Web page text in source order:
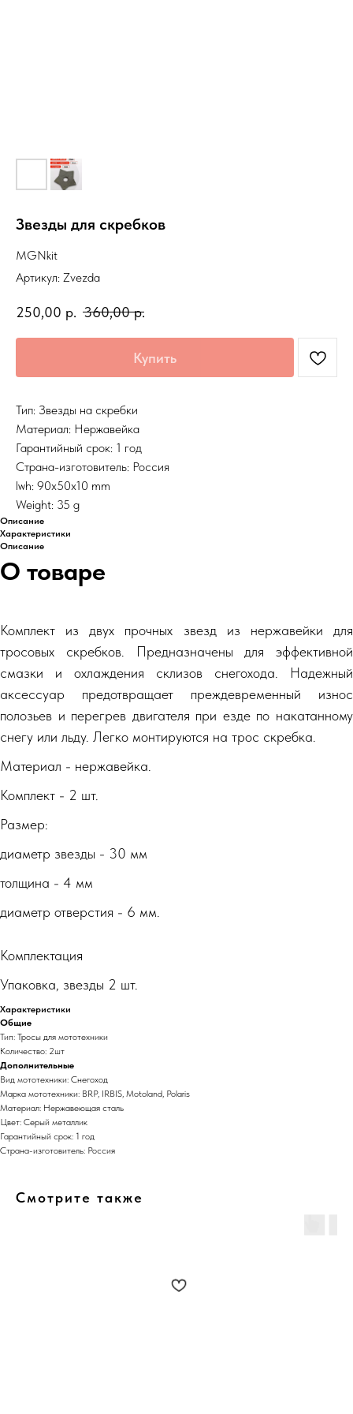
Звезды для скребков
MGNkit
Артикул: Zvezda
250,00 р. 360,00 р.
Купить
Тип: Звезды на скребки
Материал: Нержавейка
Гарантийный срок: 1 год
Страна-изготовитель: Россия
lwh: 90x50x10 mm
Weight: 35 g
Описание
Характеристики
Описание
О товаре
Комплект из двух прочных звезд из нержавейки для
тросовых скребков. Предназначены для эффективной
смазки и охлаждения склизов снегохода. Надежный
аксессуар предотвращает преждевременный износ
полозьев и перегрев двигателя при езде по накатанному
снегу или льду. Легко монтируются на трос скребка.
Материал - нержавейка.
Комплект - 2 шт.
Размер:
диаметр звезды - 30 мм
толщина - 4 мм
диаметр отверстия - 6 мм.
Комплектация
Упаковка, звезды 2 шт.
Характеристики
Общие
Тип: Тросы для мототехники
Количество: 2шт
Дополнительные
Вид мототехники: Снегоход
Марка мототехники: BRP, IRBIS, Motoland, Polaris
Материал: Нержавеющая сталь
Цвет: Серый металлик
Гарантийный срок: 1 год
Страна-изготовитель: Россия
Смотрите также